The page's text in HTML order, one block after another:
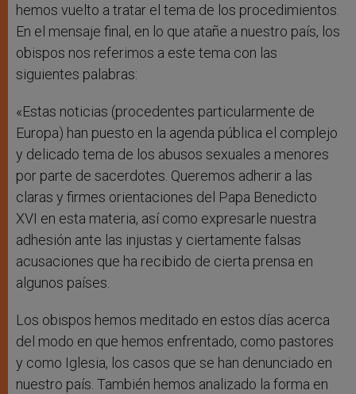
hemos vuelto a tratar el tema de los procedimientos.
En el mensaje final, en lo que atañe a nuestro país, los
obispos nos referimos a este tema con las
siguientes palabras:
«Estas noticias (procedentes particularmente de
Europa) han puesto en la agenda pública el complejo
y delicado tema de los abusos sexuales a menores
por parte de sacerdotes. Queremos adherir a las
claras y firmes orientaciones del Papa Benedicto
XVI en esta materia, así como expresarle nuestra
adhesión ante las injustas y ciertamente falsas
acusaciones que ha recibido de cierta prensa en
algunos países.
Los obispos hemos meditado en estos días acerca
del modo en que hemos enfrentado, como pastores
y como Iglesia, los casos que se han denunciado en
nuestro país. También hemos analizado la forma en